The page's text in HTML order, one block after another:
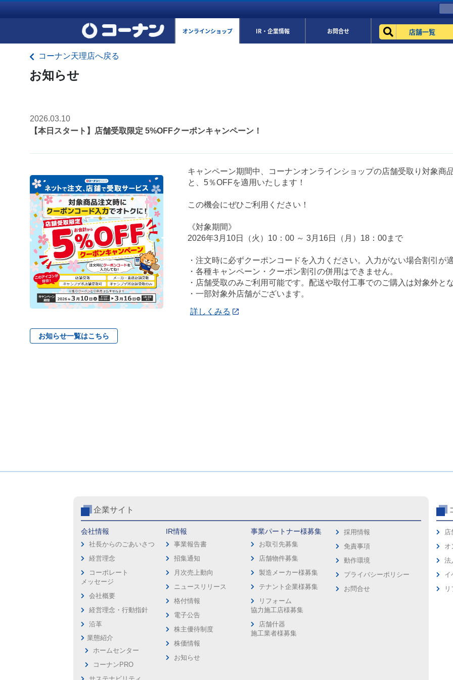
オンラインショップ IR・企業情報 お問合せ 店舗一覧
コーナン天理店へ戻る
お知らせ
2026.03.10
【本日スタート】店舗受取限定 5%OFFクーポンキャンペーン！
キャンペーン期間中、コーナンオンラインショップの店舗受取り対象商
と、5％OFFを適用いたします！
この機会にぜひご利用ください！
《対象期間》
2026年3月10日（火）10：00 ～ 3月16日（月）18：00まで
・注文時に必ずクーポンコードを入力ください。入力がない場合割引が
・各種キャンペーン・クーポン割引の併用はできません。
・店舗受取のみご利用可能です。配送や取付工事でのご購入は対象外とな
・一部対象外店舗がございます。
詳しくみる
お知らせ一覧はこちら
企業サイト
会社情報
社長からのごあいさつ
経営理念
コーポレート
メッセージ
会社概要
経営理念・行動指針
沿革
業態紹介
ホームセンター
コーナンPRO
IR情報
事業報告書
招集通知
月次売上動向
ニュースリリース
格付情報
電子公告
株主優待制度
株価情報
お知らせ
事業パートナー様募集
お取引先募集
店舗物件募集
製造メーカー様募集
テナント企業様募集
リフォーム
協力施工店様募集
店舗什器
施工業者様募集
採用情報
免責事項
動作環境
プライバシーポリシー
お問合せ
店
オ
法
イ